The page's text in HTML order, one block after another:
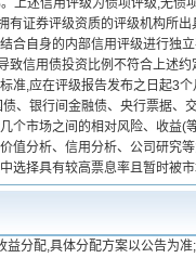
述信用评级为债项评级,无债
证券评级资质的评级机构所
合自身的内部信用评级进行独
信用债投资比例不符合上述
准,应在评级报告发布之日起3
、银行间金融债、央行票据、
市场之间的相对风险、收益(
值分析、信用分析、公司研究
择具有较高票息率且暂时被市
分配,具体分配方案以公告为